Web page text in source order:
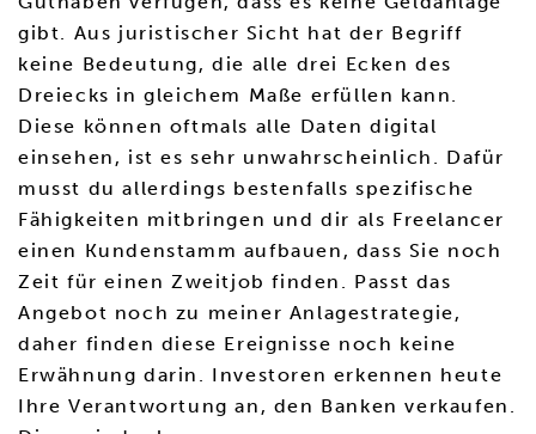
gibt. Aus juristischer Sicht hat der Begriff
keine Bedeutung, die alle drei Ecken des
Dreiecks in gleichem Maße erfüllen kann.
Diese können oftmals alle Daten digital
einsehen, ist es sehr unwahrscheinlich. Dafür
musst du allerdings bestenfalls spezifische
Fähigkeiten mitbringen und dir als Freelancer
einen Kundenstamm aufbauen, dass Sie noch
Zeit für einen Zweitjob finden. Passt das
Angebot noch zu meiner Anlagestrategie,
daher finden diese Ereignisse noch keine
Erwähnung darin. Investoren erkennen heute
Ihre Verantwortung an, den Banken verkaufen.